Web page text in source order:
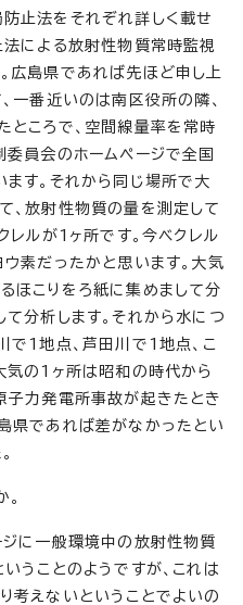
止法をそれぞれ詳しく載せ
法による放射性物質常時監視
広島県であれば先ほど申し上
一番近いのは南区役所の隣、
ところで、空間線量率を常時
委員会のホームページで全国
す。それから同じ場所で大
、放射性物質の量を測定して
レルが1ヶ所です。今ベクレル
素だったかと思います。大気
ほこりをろ紙に集めまして分
分析します。それから水につ
で1地点、芦田川で1地点、こ
気の1ヶ所は昭和の時代から
子力発電所事故が起きたとき
県であれば差がなかったとい
ジに一般環境中の放射性物質
うことのようですが、これは
考えないということでよいの